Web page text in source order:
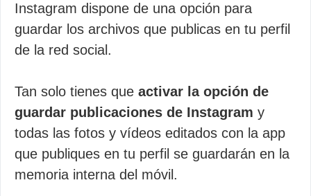
Instagram dispone de una opción para
guardar los archivos que publicas en tu perfil
de la red social.
Tan solo tienes que activar la opción de
guardar publicaciones de Instagram y
todas las fotos y vídeos editados con la app
que publiques en tu perfil se guardarán en la
memoria interna del móvil.